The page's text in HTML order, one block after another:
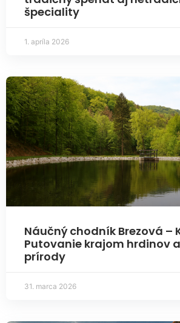
špeciality
1. apríla 2026
Náučný chodník Brezová –
Putovanie krajom hrdinov
prírody
31. marca 2026